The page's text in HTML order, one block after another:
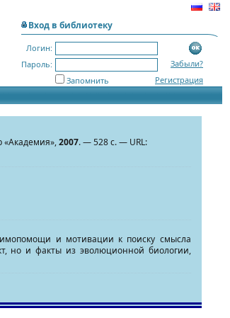
Вход в библиотеку
Логин:
Пароль:
Забыли?
Регистрация
Запомнить
«Академия»,2007. — 528 с. — URL:
и мотивации к поиску смысла
но и факты из эволюционной биологии,